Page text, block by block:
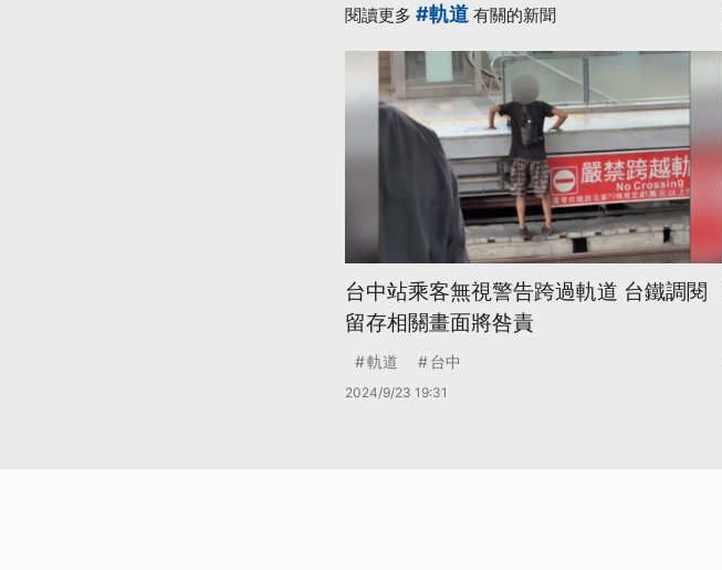
閱讀更多 #軌道 有關的新聞
台中站乘客無視警告跨過軌道 台鐵調閱
留存相關畫面將咎責
軌道 台中
2024/9/23 19:31